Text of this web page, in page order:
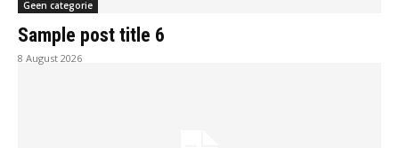
Geen categorie
Sample post title 6
8 August 2026